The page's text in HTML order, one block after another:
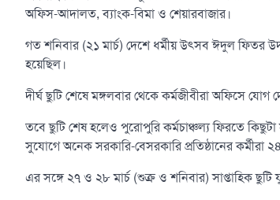
অফিস-আদালত, ব্যাংক-বিমা ও শেয়ারবাজার।
গত শনিবার (২১ মার্চ) দেশে ধর্মীয় উৎসব ঈদুল ফিতর
হয়েছিল।
দীর্ঘ ছুটি শেষে মঙ্গলবার থেকে কর্মজীবীরা অফিসে যোগ
তবে ছুটি শেষ হলেও পুরোপুরি কর্মচাঞ্চল্য ফিরতে
সুযোগে অনেক সরকারি-বেসরকারি প্রতিষ্ঠানের কর্মীরা
এর সঙ্গে ২৭ ও ২৮ মার্চ (শুক্র ও শনিবার) সাপ্তাহিক ছুটি